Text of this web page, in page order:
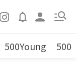
500Young 500